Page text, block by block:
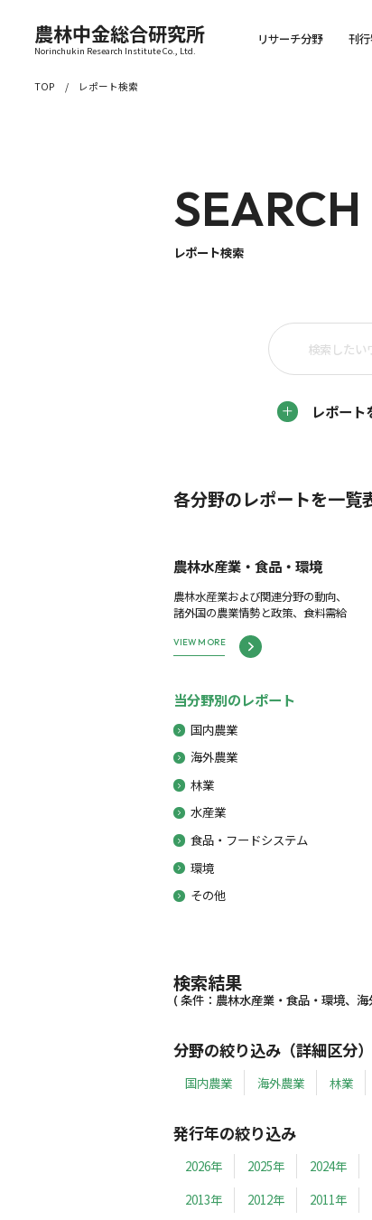
農林中金総合研究所
Norinchukin Research Institute Co., Ltd.
リサーチ分野 刊
TOP レポート検索
SEARCH
レポート検索
レポート
各分野のレポートを一覧
農林水産業・食品・環境
農林水産業および関連分野の動向、
諸外国の農業情勢と政策、食料需給
VIEW MORE
当分野別のレポート
国内農業
海外農業
林業
水産業
食品・フードシステム
環境
その他
検索結果
( 条件：農林水産業・食品・環境、海
分野の絞り込み（詳細区分）
国内農業 海外農業 林業
発行年の絞り込み
2026年 2025年 2024年
2013年
2012年 2011年